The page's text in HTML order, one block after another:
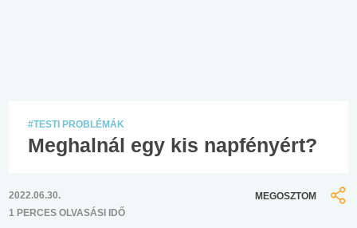
#TESTI PROBLÉMÁK
Meghalnál egy kis napfényért?
2022.06.30.
1 PERCES OLVASÁSI IDŐ
MEGOSZTOM